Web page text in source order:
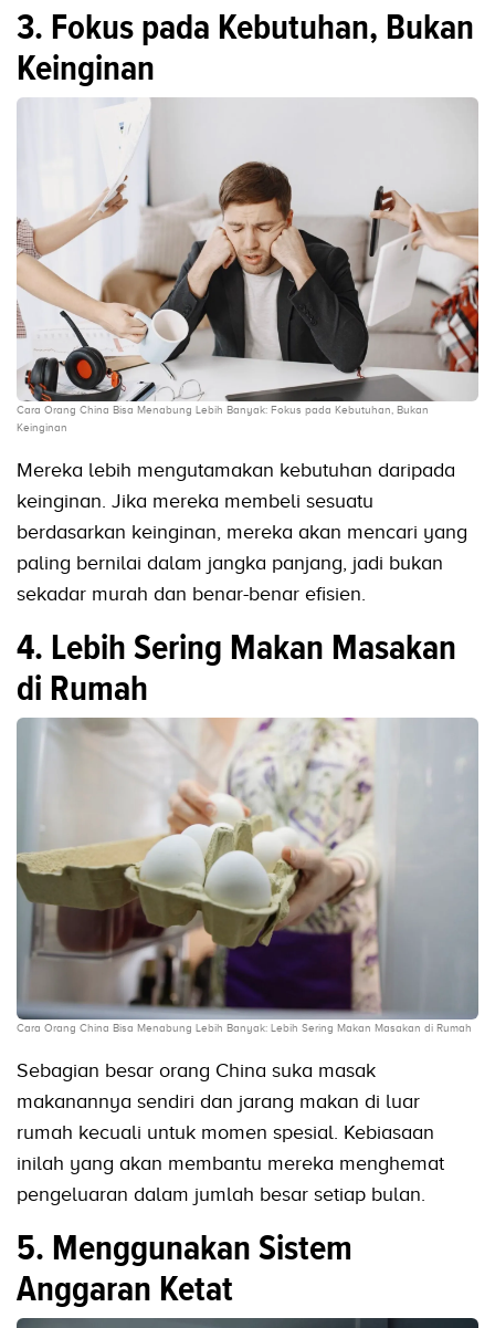
3. Fokus pada Kebutuhan, Bukan
Keinginan
Cara Orang China Bisa Menabung Lebih Banyak: Fokus pada Kebutuhan, Bukan
Keinginan
Mereka lebih mengutamakan kebutuhan daripada
keinginan. Jika mereka membeli sesuatu
berdasarkan keinginan, mereka akan mencari yang
paling bernilai dalam jangka panjang, jadi bukan
sekadar murah dan benar-benar efisien.
4. Lebih Sering Makan Masakan
di Rumah
Cara Orang China Bisa Menabung Lebih Banyak: Lebih Sering Makan Masakan di Rumah
Sebagian besar orang China suka masak
makanannya sendiri dan jarang makan di luar
rumah kecuali untuk momen spesial. Kebiasaan
inilah yang akan membantu mereka menghemat
pengeluaran dalam jumlah besar setiap bulan.
5. Menggunakan Sistem
Anggaran Ketat